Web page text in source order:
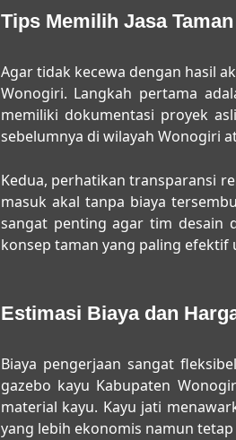
Tips Memilih Jasa
Agar tidak kecewa dengan hasil
Wonogiri. Langkah pertama
memiliki dokumentasi proyek
sebelumnya di wilayah Wonogiri
Kedua, perhatikan transparansi
masuk akal tanpa biaya
sangat penting agar tim desain
konsep taman yang paling efektif
Estimasi Biaya dan
Biaya pengerjaan sangat
gazebo kayu Kabupaten
material kayu. Kayu jati
yang lebih ekonomis namun